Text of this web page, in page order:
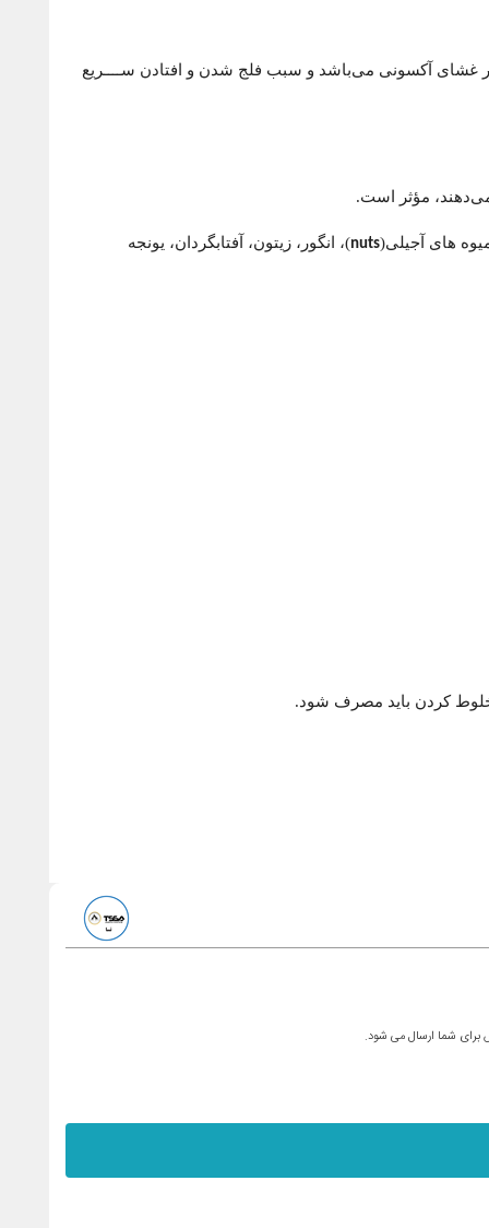
غشای آکسونی می‌باشد و سبب فلج شدن و افتادن ســــریع
مؤثر است.
های آجیلی(nuts)، انگور، زیتون، آفتابگردان، یونجه
کردن باید مصرف شود.
برای شما ارسال می شود.